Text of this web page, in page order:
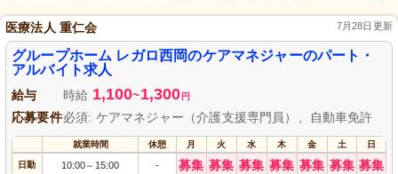
医療法人 重仁会 7月28日更新
グループホーム レガロ西岡のケアマネジャーのパート・
アルバイト求人
給与 時給 1,100~1,300 円
応募要件必須: ケアマネジャー（介護支援専門員）、自動車免許
就業時間 休憩 月 火 水 木 金 土 日
日勤 10:00～ 15:00 - 募集 募集 募集 募集 募集 募集 募集